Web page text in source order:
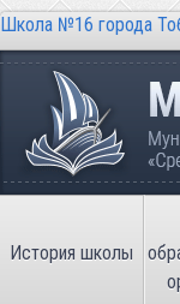
Школа №16 города
Школа №16
имени В.П.
История школы